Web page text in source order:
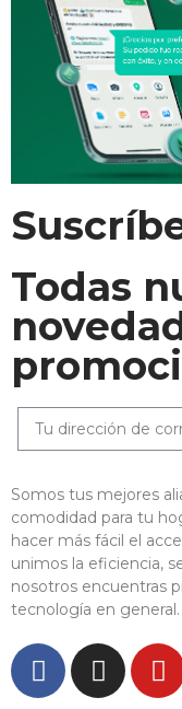
Todas
Somos tus mejores
comodidad para tu
hacer más fácil el
unimos la eficiencia,
nosotros encuentras
tecnología en general.